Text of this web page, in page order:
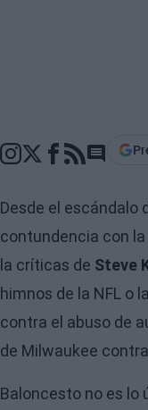
Go to
Desde el escándalo
contundencia con
la críticas de Steve
himnos de la NFL o
contra el abuso de
de Milwaukee
Baloncesto no es lo